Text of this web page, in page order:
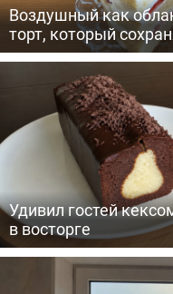
Воздушный как
торт, который
Удивил гостей
в восторге